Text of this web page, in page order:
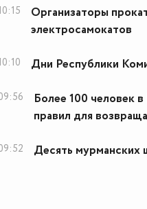
Организаторы
электросамокатов
Дни Республики
Более 100 человек
правил для
Десять мурманских